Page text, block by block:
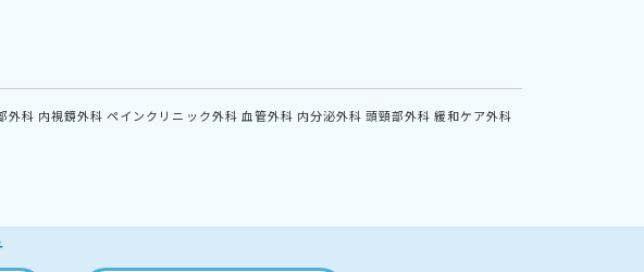
外科 内視鏡外科 ペインクリニック外科 血管外科 内分泌外科 頭頸部外科 緩和ケア外科